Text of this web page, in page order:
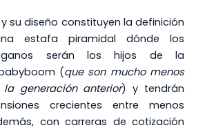
su diseño constituyen la definición
estafa piramidal dónde los
serán los hijos de la
(que son mucho menos
la generación anterior) y tendrán
crecientes entre menos
con carreras de cotización